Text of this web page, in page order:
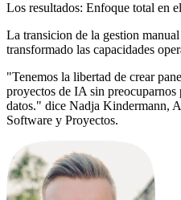
Los resultados: Enfoque total en
La transicion de la gestion
transformado las capacidades
"Tenemos la libertad de crear
proyectos de IA sin preocuparnos
datos." dice Nadja Kindermann,
Software y Proyectos.